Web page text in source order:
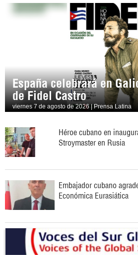
España celebrará en
de Fidel Castro
viernes 7 de agosto de 2026 | Prensa Latina
Héroe cubano en
Stroymaster en Rusia
Embajador cubano
Económica Eurasiática